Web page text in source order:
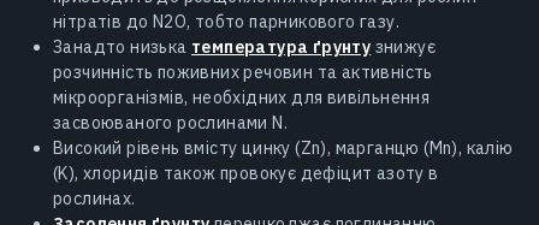
нітратів до N2O, тобто парникового газу.
Занадто низька температура ґрунту знижує
розчинність поживних речовин та активність
мікроорганізмів, необхідних для вивільнення
засвоюваного рослинами N.
Високий рівень вмісту цинку (Zn), марганцю (Mn), калію
(K), хлоридів також провокує дефіцит азоту в
рослинах.